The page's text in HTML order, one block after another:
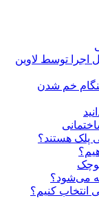
اجرا توسط لاوین
خم شدن
پلک هستند؟
می‌شود؟
انتخاب کنیم؟